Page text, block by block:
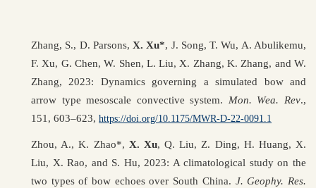
Zhang, S., D. Parsons,X. Xu*, J. Song, T. Wu, A. Abulikemu,
F. Xu, G. Chen, W. Shen, L. Liu, X. Zhang, K. Zhang, and W.
Zhang, 2023: Dynamics governing a simulated bow and
arrow type mesoscale convective system. Mon. Wea. Rev.,
151, 603–623, https://doi.org/10.1175/MWR-D-22-0091.1
Zhou, A., K. Zhao*, X. Xu, Q. Liu, Z. Ding, H. Huang, X.
Liu, X. Rao, and S. Hu, 2023: A climatological study on the
two types of bow echoes over South China. J. Geophy. Res.